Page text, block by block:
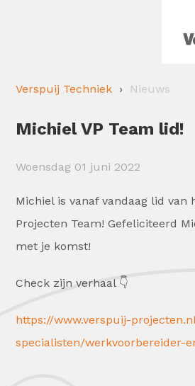
Verspuij Techniek Nieuws
Michiel VP Team lid!
Woensdag 01 juni 2022
Michiel is vanaf vandaag lid van
Projecten Team! Gefeliciteerd
met je komst!
Check zijn verhaal 👇
https://www.verspuij-
specialisten/werkvoorbereider-